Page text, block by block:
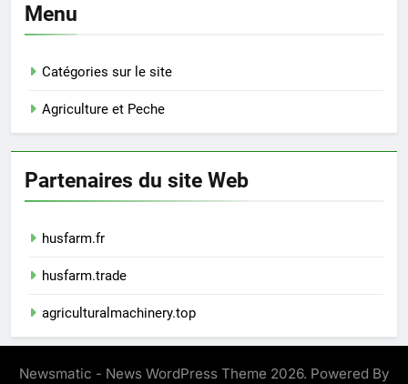
Menu
Catégories sur le site
Agriculture et Peche
Partenaires du site Web
husfarm.fr
husfarm.trade
agriculturalmachinery.top
Newsmatic - News WordPress Theme 2026. Powered By